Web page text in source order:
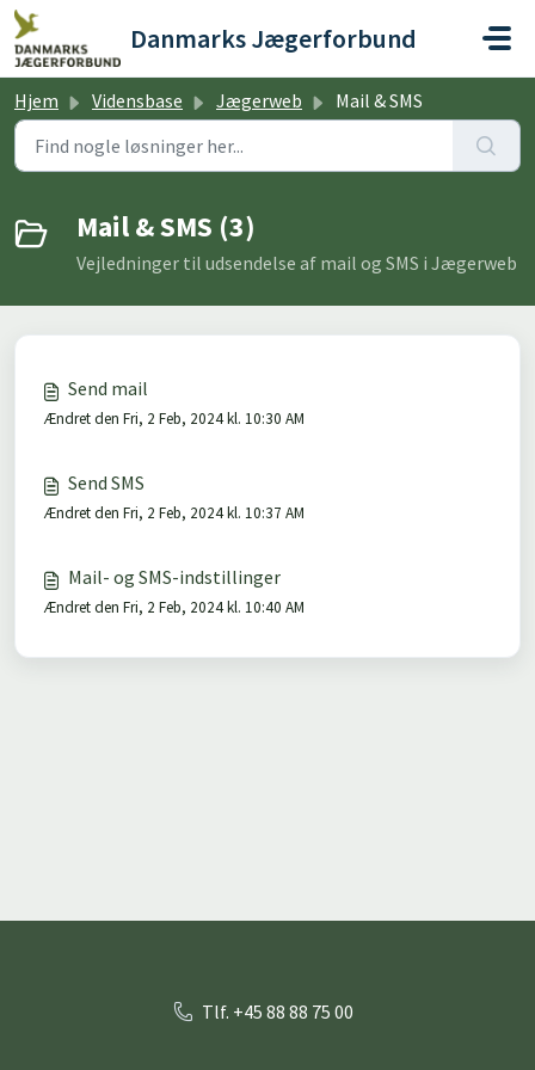
Gå til hovedindhold
Danmarks Jægerforbund
Hjem Vidensbase Jægerweb Mail & SMS
Mail & SMS (3)
Vejledninger til udsendelse af mail og SMS i Jægerweb
Send mail
Ændret den Fri, 2 Feb, 2024 kl. 10:30 AM
Send SMS
Ændret den Fri, 2 Feb, 2024 kl. 10:37 AM
Mail- og SMS-indstillinger
Ændret den Fri, 2 Feb, 2024 kl. 10:40 AM
Tlf. +45 88 88 75 00